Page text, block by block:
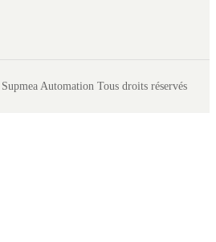
Automation Tous droits réservés